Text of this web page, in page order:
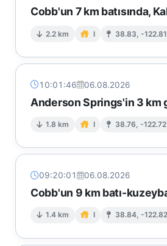
Cobb'un 7 km batısında,
2.2 km I 38.83, -122.81
10:01:46 06.08.2026
Anderson Springs'in 3 km
1.8 km I 38.76, -122.72
09:20:01 06.08.2026
Cobb'un 9 km batı-
1.4 km I 38.84, -122.82